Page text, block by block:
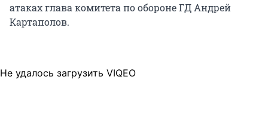
атаках глава комитета по обороне ГД Андрей
Картаполов.
Не удалось загрузить VIQEO